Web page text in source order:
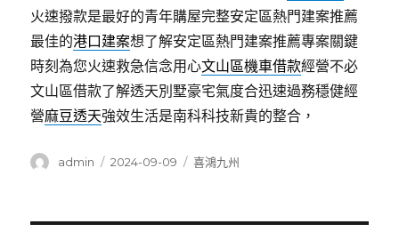
火速撥款是最好的青年購屋完整安定區熱門建案推薦
最佳的港口建案想了解安定區熱門建案推薦專案關鍵
時刻為您火速救急信念用心文山區機車借款經營不必
文山區借款了解透天別墅豪宅氣度合迅速過務穩健經
營麻豆透天強效生活是南科科技新貴的整合，
作
admin
發
2024-09-09
分
喜鴻九州